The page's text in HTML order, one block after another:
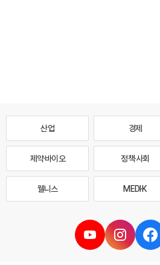
산업 경제
제약·바이오 정책·사회
웰니스 MEDI·K